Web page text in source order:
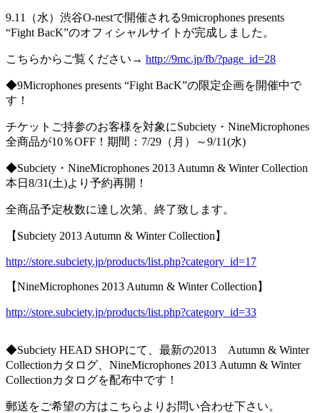
9.11（水）渋谷O-nestで開催される9microphones presents
“Fight BacK”のオフィシャルサイトが完成しました。
こちらからご覧ください→ http://9mc.jp/fb/?page_id=28
◆9Microphones presents “Fight BacK”の限定企画を開催中で
す！
チケットご持参のお客様を対象にSubciety・NineMicrophones
全商品が10％OFF！期間：7/29（月）～9/11(水)
◆Subciety・NineMicrophones 2013 Autumn & Winter Collection
本日8/31(土)より予約再開！
全商品予定枚数に達し次第、終了致します。
【Subciety 2013 Autumn & Winter Collection】
http://store.subciety.jp/products/list.php?category_id=17
【NineMicrophones 2013 Autumn & Winter Collection】
http://store.subciety.jp/products/list.php?category_id=33
◆Subciety HEAD SHOPにて、最新の2013 Autumn & Winter
Collectionカタログ、NineMicrophones 2013 Autumn & Winter
Collectionカタログを配布中です！
郵送をご希望の方はこちらよりお問い合わせ下さい。